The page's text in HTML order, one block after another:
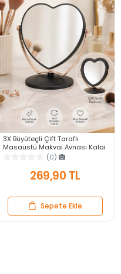
3X Büyüteçli Çift Taraflı
Masaüstü Makyaj Aynası Kalpi
Siyah Rose Gold Standlı
Dekoratif Yakın Ayna
(0)
269,90 TL
Sepete Ekle